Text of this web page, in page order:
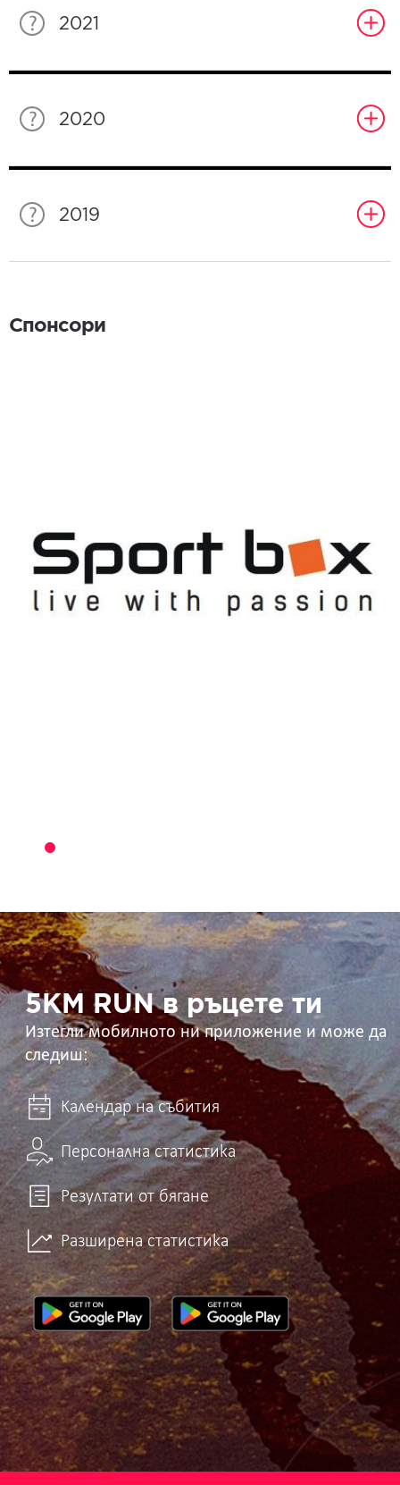
2021
2020
2019
Спонсори
5KM
RUN
в
ръцете
ти 5KM RUN в ръцете ти
Изтегли мобилното ни приложение и може да
следиш:
Календар на събития
Персонална статистика
Резултати от бягане
Разширена статистика